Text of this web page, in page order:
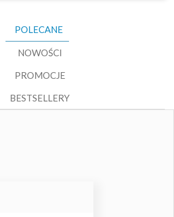
POLECANE
NOWOŚCI
PROMOCJE
BESTSELLERY